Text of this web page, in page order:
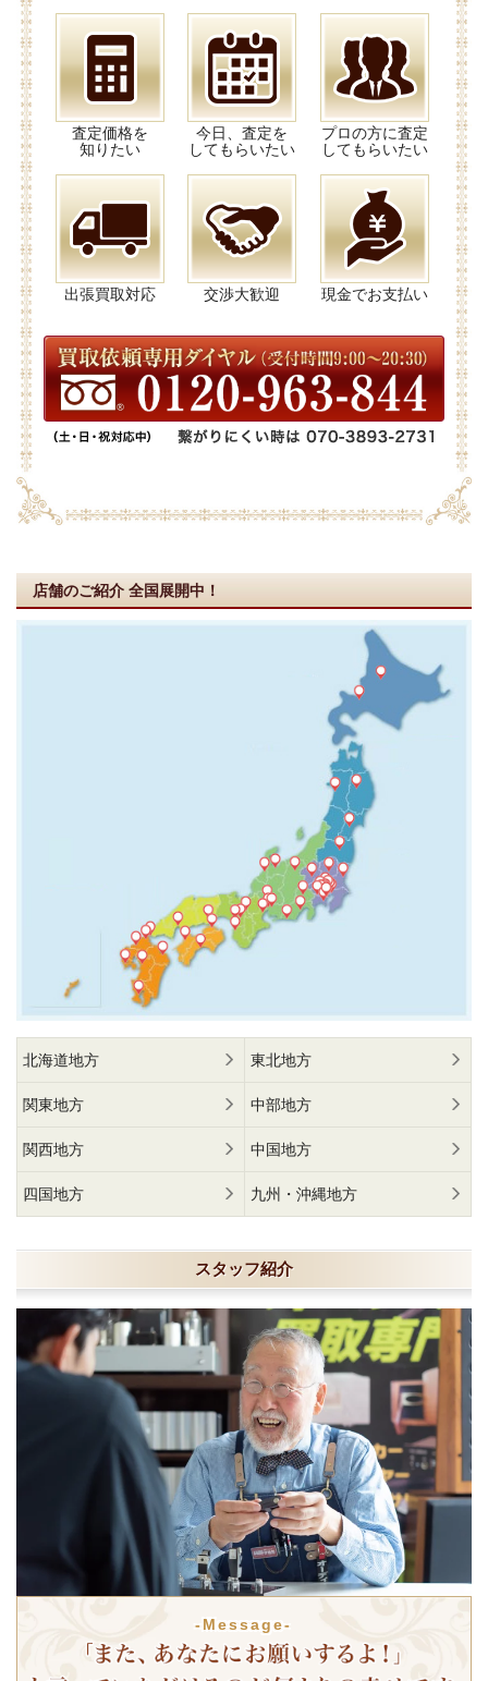
査定価格を
知りたい
今日、査定を
してもらいたい
プロの方に査定
してもらいたい
出張買取対応 交渉大歓迎 現金でお支払い
店舗のご紹介 全国展開中！
北海道地方 東北地方
関東地方 中部地方
関西地方 中国地方
四国地方 九州・沖縄地方
スタッフ紹介
-Message-